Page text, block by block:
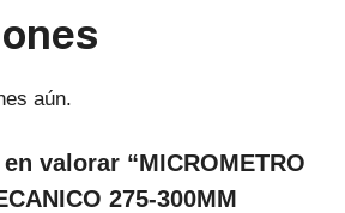
aún.
valorar “MICROMETRO
275-300MM